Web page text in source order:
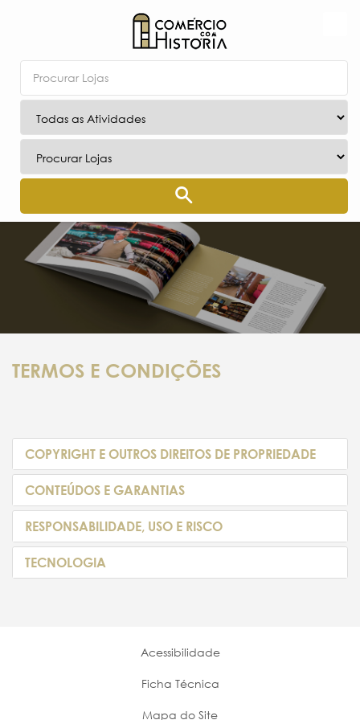
TERMOS E CONDIÇÕES
COPYRIGHT E OUTROS DIREITOS DE PROPRIEDADE
CONTEÚDOS E GARANTIAS
RESPONSABILIDADE, USO E RISCO
TECNOLOGIA
Acessibilidade
Ficha Técnica
Mapa do Site